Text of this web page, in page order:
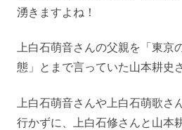
湧きますよね！
上白石萌音さんの父親を「東京
態」とまで言っていた山本耕史さ
上白石萌音さんや上白石萌歌さ
行かずに、上白石修さんと山本